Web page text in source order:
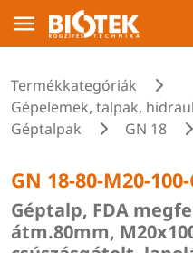
Termékkategóriák
Gépelemek, talpak,
Géptalpak
GN 18
GN 18-80-M20-100-
Géptalp, FDA
átm.80mm,